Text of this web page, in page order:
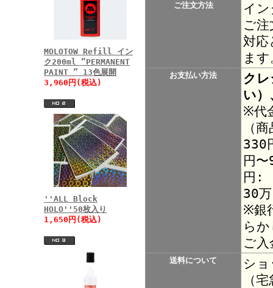
MOLOTOW Refill イン
ク200ml “PERMANENT
PAINT ” 13色展開
3,960円(税込)
''ALL Block
HOLO''50枚入り
1,650円(税込)
ご注文方法
イ
ご
対
ま
お支払い方法
ク
い）
※代
（
330
円
円:
30
※銀
ら
ご
送料について
シ
（